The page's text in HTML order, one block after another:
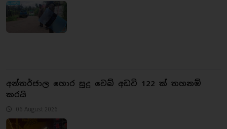
අන්තර්ජාල හොර සූදු වෙබ් අඩවි 122 ක් තහනම්
කරයි
06 August 2026